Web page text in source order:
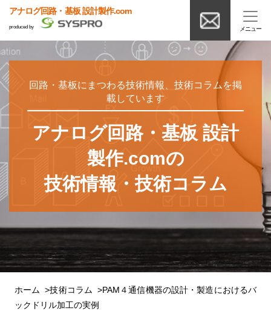
アナログ回路・基板 設計製作.com
produced by
回路・基板にまつわる技術情報、技術コラムを掲
載しています
アナログ回路・基板 設計
製作.comの
技術情報・技術コラム
ホーム 技術コラム
PAM４通信機器の設計・製造におけるバ
ックドリル加工の実例